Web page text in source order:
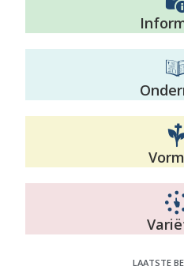
LAATSTE